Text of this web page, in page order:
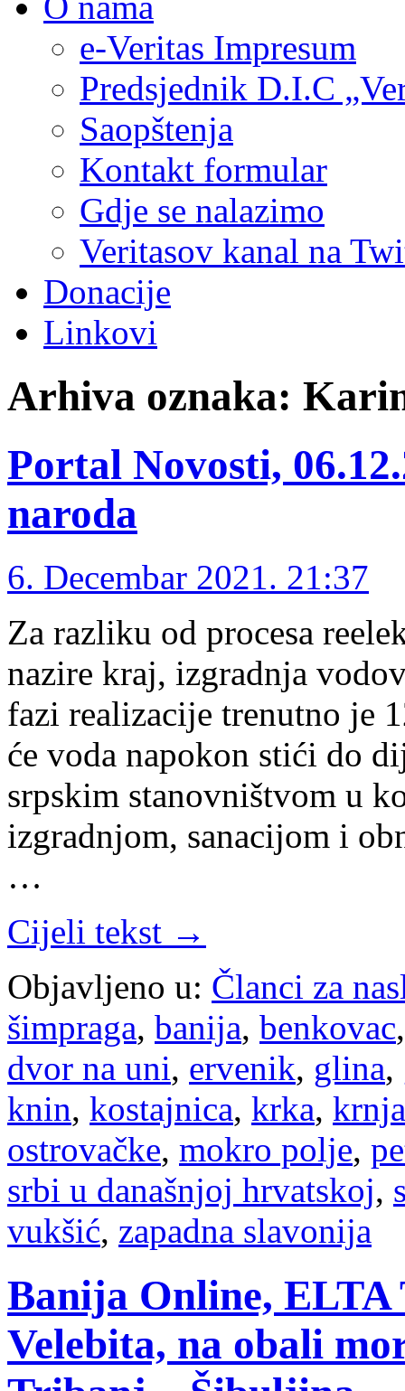
e-Veritas Impresum
Predsjednik D.I.C
Saopštenja
Kontakt formular
Gdje se nalazimo
Veritasov kanal na
Donacije
Linkovi
Arhiva oznaka:
Portal Novosti,
naroda
6. Decembar 2021. 21:37
Za razliku od procesa
nazire kraj, izgradnja
fazi realizacije trenutno je
će voda napokon stići do
srpskim stanovništvom u
izgradnjom, sanacijom i
…
Cijeli tekst →
Objavljeno u: Članci za
šimpraga, banija, benkovac
dvor na uni, ervenik, glina,
knin, kostajnica, krka,
ostrovačke, mokro polje,
srbi u današnjoj hrvatskoj,
vukšić, zapadna slavonija
Banija Online, ELTA
Velebita, na obali